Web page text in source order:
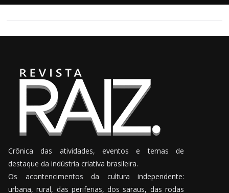
Crônica das atividades, eventos e temas de
destaque da indústria criativa brasileira.
Os acontencimentos da cultura independente:
urbana, rural, das periferias, dos saraus, das rodas